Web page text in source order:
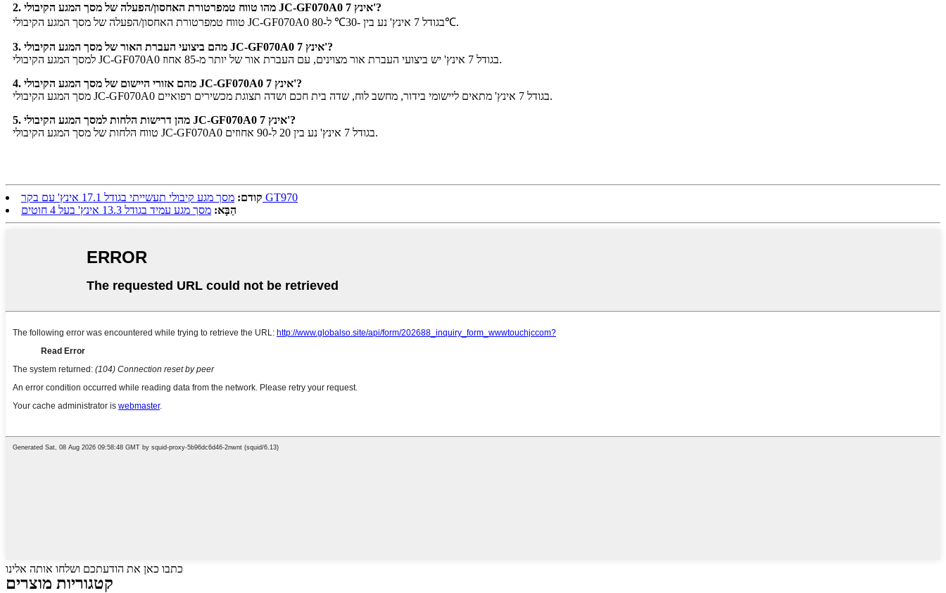
2. מהו טווח טמפרטורת האחסון/הפעלה של מסך המגע הקיבולי JC-GF070A0 7 אינץ'?
טווח טמפרטורת האחסון/הפעלה של מסך המגע הקיבולי JC-GF070A0 בגודל 7 אינץ' נע בין -30℃ ל-80℃.
3. מהם ביצועי העברת האור של מסך המגע הקיבולי JC-GF070A0 7 אינץ'?
למסך המגע הקיבולי JC-GF070A0 בגודל 7 אינץ' יש ביצועי העברת אור מצוינים, עם העברת אור של יותר מ-85 אחוז.
4. מהם אזורי היישום של מסך המגע הקיבולי JC-GF070A0 7 אינץ'?
מסך המגע הקיבולי JC-GF070A0 בגודל 7 אינץ' מתאים ליישומי בידור, מחשב לוח, שדה בית חכם ושדה תצוגת מכשירים רפואיים.
5. מהן דרישות הלחות למסך המגע הקיבולי JC-GF070A0 7 אינץ'?
טווח הלחות של מסך המגע הקיבולי JC-GF070A0 בגודל 7 אינץ' נע בין 20 ל-90 אחוזים.
קודם: מסך מגע קיבולי תעשייתי בגודל 17.1 אינץ' עם בקר GT970
הַבָּא: מסך מגע עמיד בגודל 13.3 אינץ' בעל 4 חוטים
כתבו כאן את הודעתכם ושלחו אותה אלינו
קטגוריות מוצרים